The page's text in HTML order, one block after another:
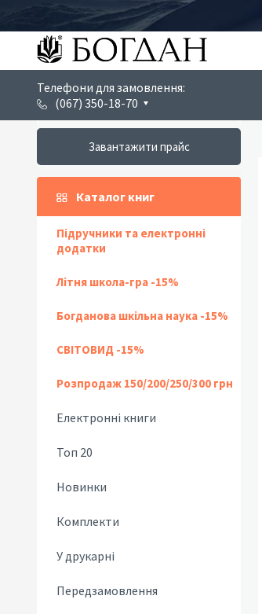
Телефони для замовлення:
(067) 350-18-70
Завантажити прайс
Каталог книг
Підручники та електронні
додатки
Літня школа-гра -15%
Богданова шкільна наука -15%
СВІТОВИД -15%
Розпродаж 150/200/250/300 грн
Електронні книги
Топ 20
Новинки
Комплекти
У друкарні
Передзамовлення